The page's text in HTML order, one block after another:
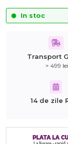
In stoc
Transport
> 499 lei
14 de zile